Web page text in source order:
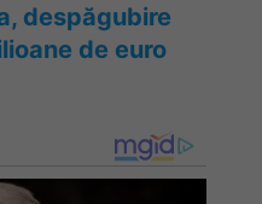
despăgubire
de euro